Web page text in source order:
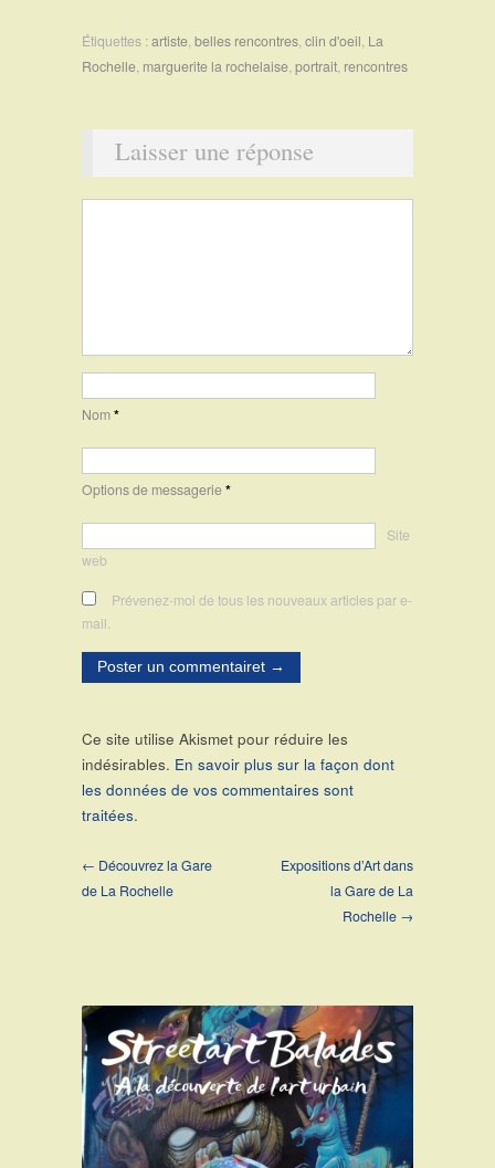
Étiquettes :artiste belles rencontres clin d'oeil La
Rochelle marguerite la rochelaise portrait rencontres
Laisser une réponse
Nom*
Options de messagerie*
Site
web
Prévenez-moi de tous les nouveaux articles par e-
mail.
Ce site utilise Akismet pour réduire les
indésirables. En savoir plus sur la façon dont
les données de vos commentaires sont
traitées.
← Découvrez la Gare
de La Rochelle
Expositions d’Art dans
la Gare de La
Rochelle →